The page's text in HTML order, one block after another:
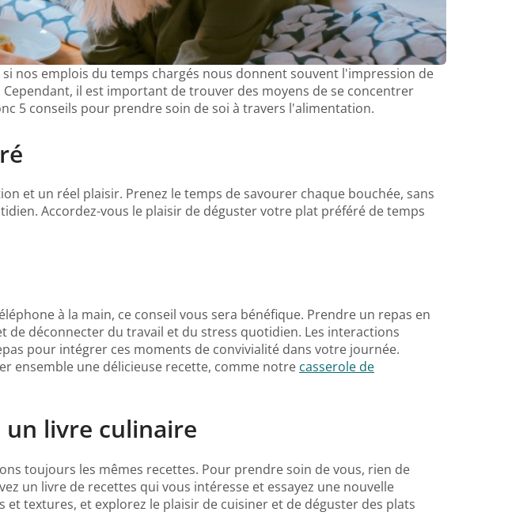
nos emplois du temps chargés nous donnent souvent l'impression de
il est important de trouver des moyens de se concentrer
5 conseils pour prendre soin de soi à travers l'alimentation.
et un réel plaisir. Prenez le temps de savourer chaque bouchée, sans
Accordez-vous le plaisir de déguster votre plat préféré de temps
à la main, ce conseil vous sera bénéfique. Prendre un repas en
déconnecter du travail et du stress quotidien. Les interactions
pour intégrer ces moments de convivialité dans votre journée.
ensemble une délicieuse recette, comme notre casserole de
un livre culinaire
toujours les mêmes recettes. Pour prendre soin de vous, rien de
un livre de recettes qui vous intéresse et essayez une nouvelle
textures, et explorez le plaisir de cuisiner et de déguster des plats